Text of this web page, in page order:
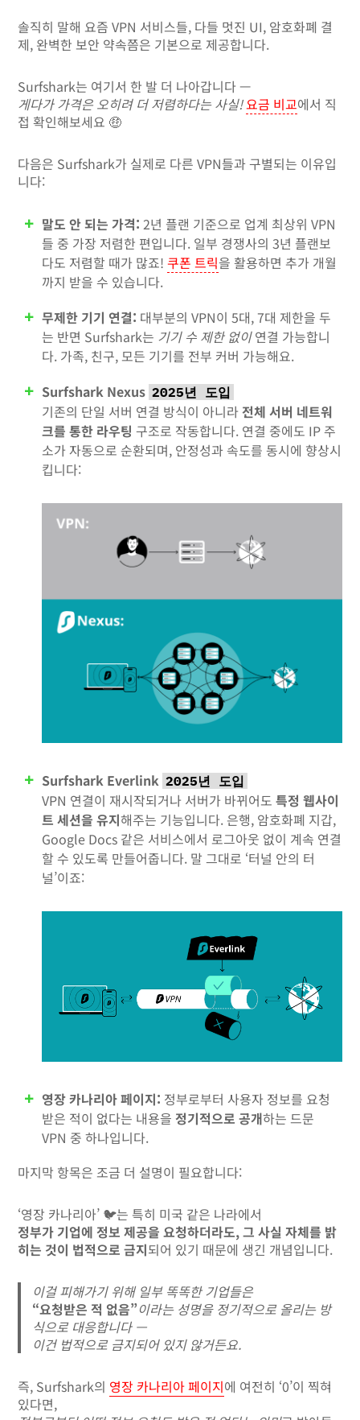
솔직히 말해 요즘 VPN 서비스들, 다들 멋진 UI, 암호화폐 결
제, 완벽한 보안 약속쯤은 기본으로 제공합니다.
Surfshark는 여기서 한 발 더 나아갑니다 —
게다가 가격은 오히려 더 저렴하다는 사실!요금 비교에서 직
접 확인해보세요 🤑
다음은 Surfshark가 실제로 다른 VPN들과 구별되는 이유입
니다:
말도 안 되는 가격: 2년 플랜 기준으로 업계 최상위 VPN
들 중 가장 저렴한 편입니다. 일부 경쟁사의 3년 플랜보
다도 저렴할 때가 많죠!쿠폰 트릭을 활용하면 추가 개월
까지 받을 수 있습니다.
무제한 기기 연결: 대부분의 VPN이 5대, 7대 제한을 두
는 반면 Surfshark는 기기 수 제한 없이연결 가능합니
다. 가족, 친구, 모든 기기를 전부 커버 가능해요.
Surfshark Nexus 2025년 도입
기존의 단일 서버 연결 방식이 아니라전체 서버 네트워
크를 통한 라우팅 구조로 작동합니다. 연결 중에도 IP 주
소가 자동으로 순환되며, 안정성과 속도를 동시에 향상시
킵니다:
Surfshark Everlink 2025년 도입
VPN 연결이 재시작되거나 서버가 바뀌어도특정 웹사이
트 세션을 유지해주는 기능입니다. 은행, 암호화폐 지갑,
Google Docs 같은 서비스에서 로그아웃 없이 계속 연결
할 수 있도록 만들어줍니다. 말 그대로 ‘터널 안의 터
널’이죠:
영장 카나리아 페이지: 정부로부터 사용자 정보를 요청
받은 적이 없다는 내용을 정기적으로 공개하는 드문
VPN 중 하나입니다.
마지막 항목은 조금 더 설명이 필요합니다:
‘영장 카나리아’ 🐦는 특히 미국 같은 나라에서
정부가 기업에 정보 제공을 요청하더라도, 그 사실 자체를 밝
히는 것이 법적으로 금지되어 있기 때문에 생긴 개념입니다.
이걸 피해가기 위해 일부 똑똑한 기업들은
“요청받은 적 없음”이라는 성명을 정기적으로 올리는 방
식으로 대응합니다 —
이건 법적으로 금지되어 있지 않거든요.
즉, Surfshark의 영장 카나리아 페이지에 여전히 ‘0’이 찍혀
있다면,